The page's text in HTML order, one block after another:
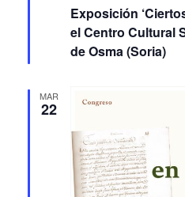
Exposición
el Centro Cultural
de Osma (Soria)
MAR
22